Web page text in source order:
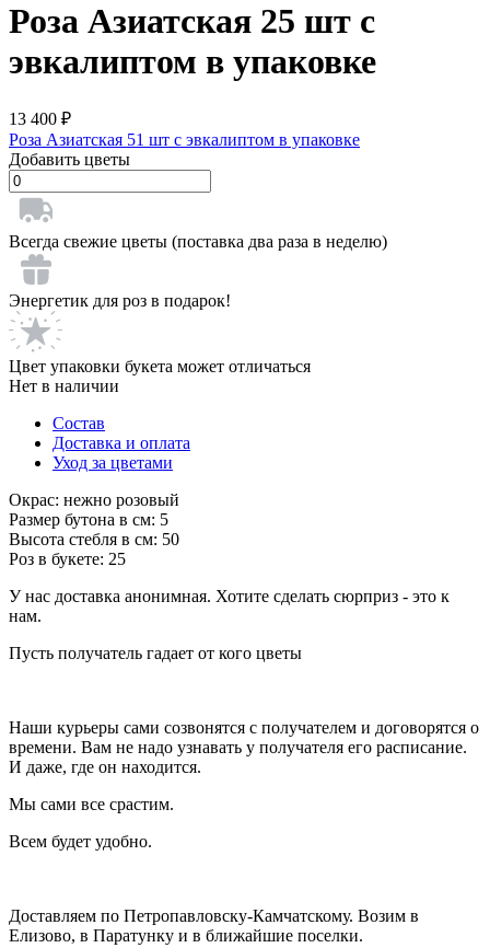
Роза Азиатская 25 шт с
эвкалиптом в упаковке
13 400 ₽
Роза Азиатская 51 шт с эвкалиптом в упаковке
Добавить цветы
Всегда свежие цветы (поставка два раза в неделю)
Энергетик для роз в подарок!
Цвет упаковки букета может отличаться
Нет в наличии
Состав
Доставка и оплата
Уход за цветами
Окрас: нежно розовый
Размер бутона в см: 5
Высота стебля в см: 50
Роз в букете: 25
У нас доставка анонимная. Хотите сделать сюрприз - это к
нам.
Пусть получатель гадает от кого цветы
Наши курьеры сами созвонятся с получателем и договорятся о
времени. Вам не надо узнавать у получателя его расписание.
И даже, где он находится.
Мы сами все срастим.
Всем будет удобно.
Доставляем по Петропавловску-Камчатскому. Возим в
Елизово, в Паратунку и в ближайшие поселки.